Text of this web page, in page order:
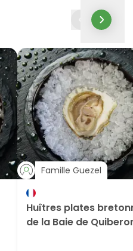
Famille Guezel
Huîtres plates
de la Baie de